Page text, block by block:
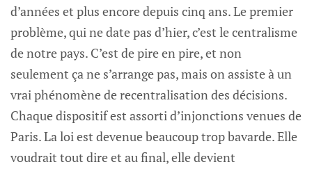
d’années et plus encore depuis cinq ans. Le premier
problème, qui ne date pas d’hier, c’est le centralisme
de notre pays. C’est de pire en pire, et non
seulement ça ne s’arrange pas, mais on assiste à un
vrai phénomène de recentralisation des décisions.
Chaque dispositif est assorti d’injonctions venues de
Paris. La loi est devenue beaucoup trop bavarde. Elle
voudrait tout dire et au final, elle devient